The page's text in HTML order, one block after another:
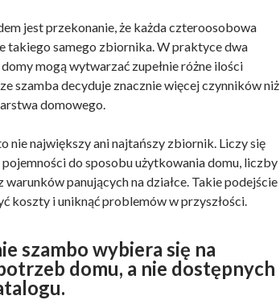
jest przekonanie, że każda czteroosobowa
takiego samego zbiornika. W praktyce dwa
mogą wytwarzać zupełnie różne ilości
szamba decyduje znacznie więcej czynników niż
domowego.
nie największy ani najtańszy zbiornik. Liczy się
do sposobu użytkowania domu, liczby
panujących na działce. Takie podejście
koszty i uniknąć problemów w przyszłości.
szambo wybiera się na
domu, a nie dostępnych